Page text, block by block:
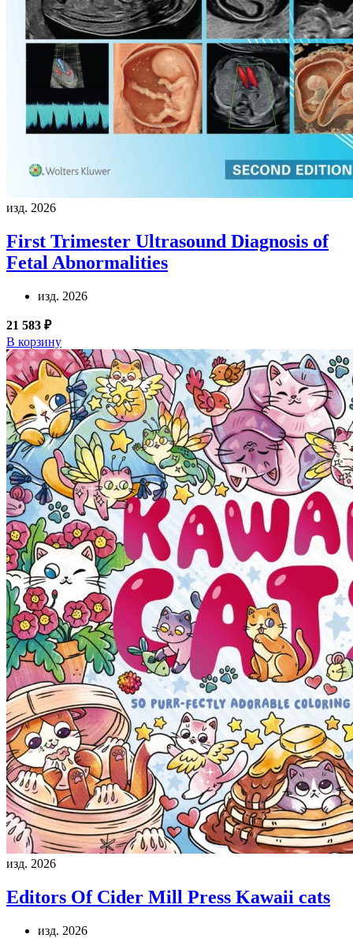
изд. 2026
First Trimester Ultrasound Diagnosis of
Fetal Abnormalities
изд. 2026
21 583 ₽
В корзину
изд. 2026
Editors Of Cider Mill Press Kawaii cats
изд. 2026